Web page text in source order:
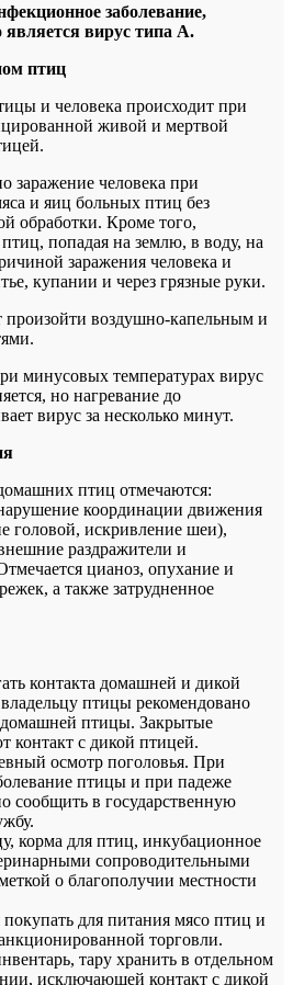
заболевание,
является вирус типа А.
птиц
и человека происходит при
живой и мертвой
заражение человека при
и яиц больных птиц без
обработки. Кроме того,
попадая на землю, в воду, на
заражения человека и
купании и через грязные руки.
воздушно-капельным и
минусовых температурах вирус
но нагревание до
вирус за несколько минут.
птиц отмечаются:
координации движения
головой, искривление шеи),
раздражители и
цианоз, опухание и
а также затрудненное
контакта домашней и дикой
птицы рекомендовано
птицы. Закрытые
контакт с дикой птицей.
осмотр поголовья. При
птицы и при падеже
сообщить в государственную
корма для птиц, инкубационное
сопроводительными
о благополучии местности
для питания мясо птиц и
торговли.
тару хранить в отдельном
исключающей контакт с дикой